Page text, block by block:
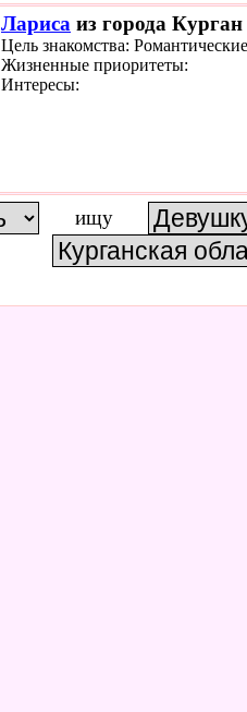
Лариса из города
Цель знакомства:
Жизненные приоритеты:
Интересы:
ищу